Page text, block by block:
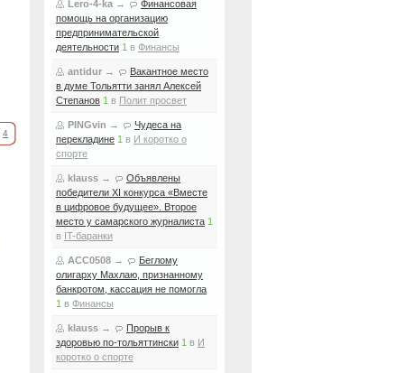
4
Lero-4-ka →
Финансовая
помощь на организацию
предпринимательской
деятельности 1 в Финансы
antidur →
Вакантное место
в думе Тольятти занял Алексей
Степанов 1 в Полит просвет
PINGvin →
Чудеса на
перекладине 1 в И коротко о
спорте
klauss →
Объявлены
победители XI конкурса «Вместе
в цифровое будущее». Второе
место у самарского журналиста 1
в IT-баранки
ACC0508 →
Беглому
олигарху Махлаю, признанному
банкротом, кассация не помогла
1 в Финансы
klauss →
Прорыв к
здоровью по-тольяттински 1 в И
коротко о спорте